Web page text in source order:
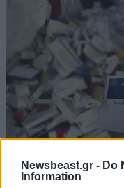
Newsbeast.gr - Do
Information